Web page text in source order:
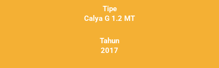
Tipe
Calya G 1.2 MT
Tahun
2017